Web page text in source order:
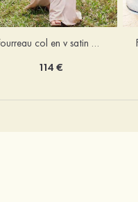
Fourreau col en v satin extensible ras du sol robe de demoiselle d'honneur
114 €